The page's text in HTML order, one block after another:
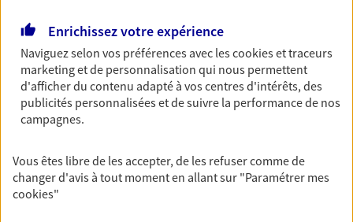
Préparez sereinement ce nouveau chapitre de
votre vie avec les conseils d'un expert. Découvrez
notre solution PER (Plan Epargne Retraite)
spécialement conçue pour la retraite.
Couvrez vos dépenses de santé ainsi que celles de
votre famille avec la complémentaire santé qui
vous ressemble.
Enrichissez votre expérience
Naviguez selon vos préférences avec lescookies et traceurs
marketing et de personnalisation qui nous permettent
d'afficher du contenu adapté à vos centres d'intérêts, des
publicités personnalisées et de suivre la performance de nos
campagnes.
Vous êtes libre de les accepter, de les refuser comme de
changer d'avis à tout moment en allant sur "Paramétrer mes
cookies"